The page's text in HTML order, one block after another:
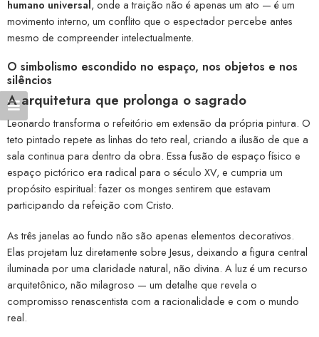
humano universal, onde a traição não é apenas um ato — é um
movimento interno, um conflito que o espectador percebe antes
mesmo de compreender intelectualmente.
O simbolismo escondido no espaço, nos objetos e nos
silêncios
A arquitetura que prolonga o sagrado
Leonardo transforma o refeitório em extensão da própria pintura. O
teto pintado repete as linhas do teto real, criando a ilusão de que a
sala continua para dentro da obra. Essa fusão de espaço físico e
espaço pictórico era radical para o século XV, e cumpria um
propósito espiritual: fazer os monges sentirem que estavam
participando da refeição com Cristo.
As três janelas ao fundo não são apenas elementos decorativos.
Elas projetam luz diretamente sobre Jesus, deixando a figura central
iluminada por uma claridade natural, não divina. A luz é um recurso
arquitetônico, não milagroso — um detalhe que revela o
compromisso renascentista com a racionalidade e com o mundo
real.